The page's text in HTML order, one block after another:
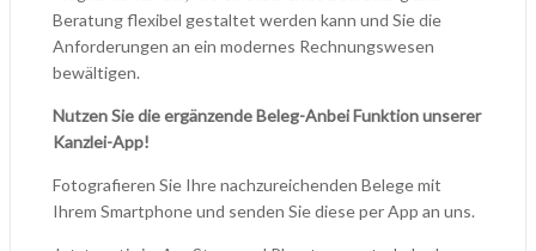
Beratung flexibel gestaltet werden kann und Sie die
Anforderungen an ein modernes Rechnungswesen
bewältigen.
Nutzen Sie die ergänzende Beleg-Anbei Funktion unserer
Kanzlei-App!
Fotografieren Sie Ihre nachzureichenden Belege mit
Ihrem Smartphone und senden Sie diese per App an uns.